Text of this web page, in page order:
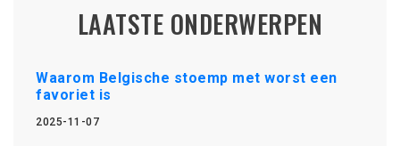
LAATSTE ONDERWERPEN
Waarom Belgische stoemp met worst een
favoriet is
2025-11-07